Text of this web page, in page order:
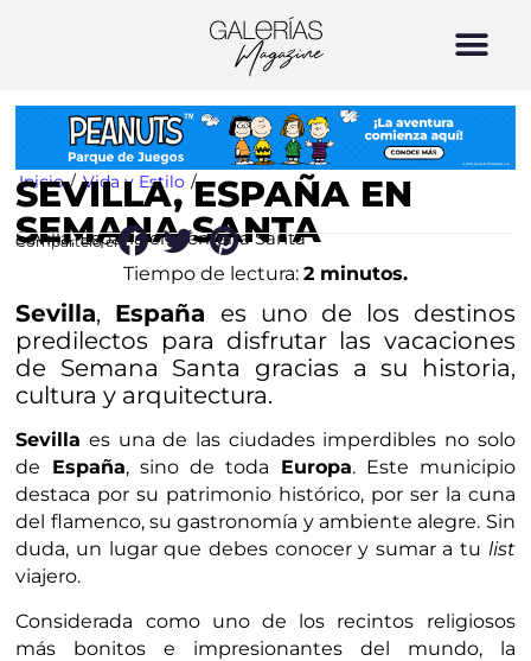
Inicio / Vida y Estilo /
SEVILLA, ESPAÑA EN
SEMANA SANTA
Sevilla, España en Semana Santa
Compártelo en:
Tiempo de lectura: 2 minutos.
Sevilla, España es uno de los destinos
predilectos para disfrutar las vacaciones
de Semana Santa gracias a su historia,
cultura y arquitectura.
Sevilla es una de las ciudades imperdibles no solo
de España, sino de toda Europa. Este municipio
destaca por su patrimonio histórico, por ser la cuna
del flamenco, su gastronomía y ambiente alegre. Sin
duda, un lugar que debes conocer y sumar a tu list
viajero.
Considerada como uno de los recintos religiosos
más bonitos e impresionantes del mundo, la